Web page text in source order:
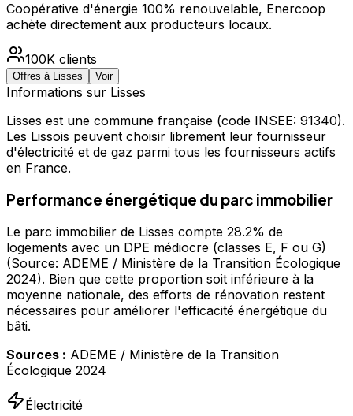
Coopérative d'énergie 100% renouvelable, Enercoop
achète directement aux producteurs locaux.
100K clients
Offres à Lisses Voir
Informations sur Lisses
Lisses est une commune française (code INSEE: 91340).
Les Lissois peuvent choisir librement leur fournisseur
d'électricité et de gaz parmi tous les fournisseurs actifs
en France.
Performance énergétique du parc immobilier
Le parc immobilier de Lisses compte 28.2% de
logements avec un DPE médiocre (classes E, F ou G)
(Source: ADEME / Ministère de la Transition Écologique
2024). Bien que cette proportion soit inférieure à la
moyenne nationale, des efforts de rénovation restent
nécessaires pour améliorer l'efficacité énergétique du
bâti.
Sources : ADEME / Ministère de la Transition
Écologique 2024
Électricité